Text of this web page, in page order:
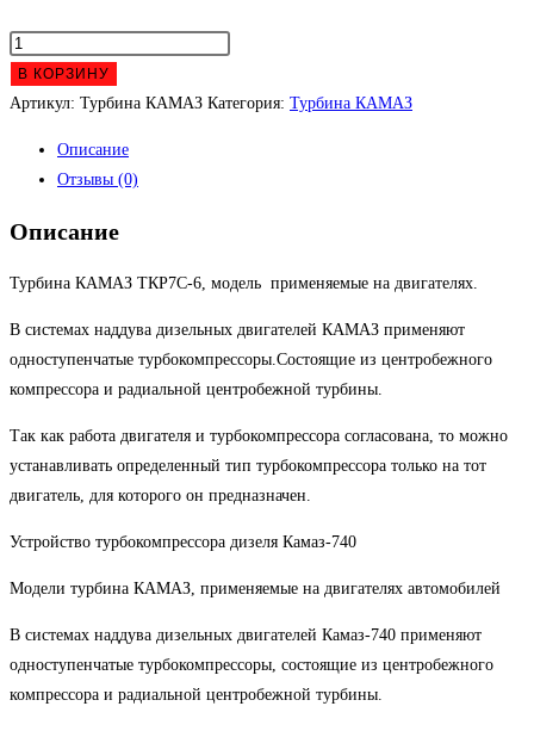
Количество
товара
Турбина
В КОРЗИНУ
Артикул: Турбина КАМАЗ Категория: Турбина КАМАЗ
Описание
Отзывы (0)
Описание
Турбина КАМАЗ ТКР7С-6, модель применяемые на двигателях.
В системах наддува дизельных двигателей КАМАЗ применяют
одноступенчатые турбокомпрессоры.Состоящие из центробежного
компрессора и радиальной центробежной турбины.
Так как работа двигателя и турбокомпрессора согласована, то можно
устанавливать определенный тип турбокомпрессора только на тот
двигатель, для которого он предназначен.
Устройство турбокомпрессора дизеля Камаз-740
Модели турбина КАМАЗ, применяемые на двигателях автомобилей
В системах наддува дизельных двигателей Камаз-740 применяют
одноступенчатые турбокомпрессоры, состоящие из центробежного
компрессора и радиальной центробежной турбины.